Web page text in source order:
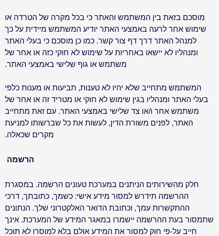
מוסכם בזאת בין המשתמש והאתר כי בכל מקרה של הטרדה או
שימוש אחר לרעה באמצעי האתר יודיע המשתמש מיידית על כך
למנהל האתר דרך דף צור קשר. כמו כן מוסכם כי בעלי האתר
ומנהליו לא יישאו באחריות על שימוש לא חוקי כזה או אחר של
משתמש או גוף שלישי באמצעי האתר.
המשתמש מתחייב שלא יהיו לא טענות, תביעות או מענות כלפי
בעלי האתר ומנהליו בגין שימוש לא חוקי או מטריד זה או אחר של
משתמש אחר ו/או צד שלישי באמצעי האתר. עם זאת מתחייב
האתר, לפנים משורת הדין, לעשות את כל שברשותו למניעת
מקרים שכאלה.
הרשמה
חלק מהשירותים הניתנים במערכת טעונים הרשמה. במסגרת
ההרשמה תידרש למסור מידע אישי: כשמך, כתובתך, דרכי
ההתקשרות עמך, וכתובת הדואר האלקטרוני שלך. הנתונים
שתמסור בעת ההרשמה יישמרו במאגר המידע של המערכת. אינך
חייב על-פי חוק למסור את המידע אולם בלא למוסרו לא תוכל